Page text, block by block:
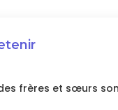
frères et sœurs